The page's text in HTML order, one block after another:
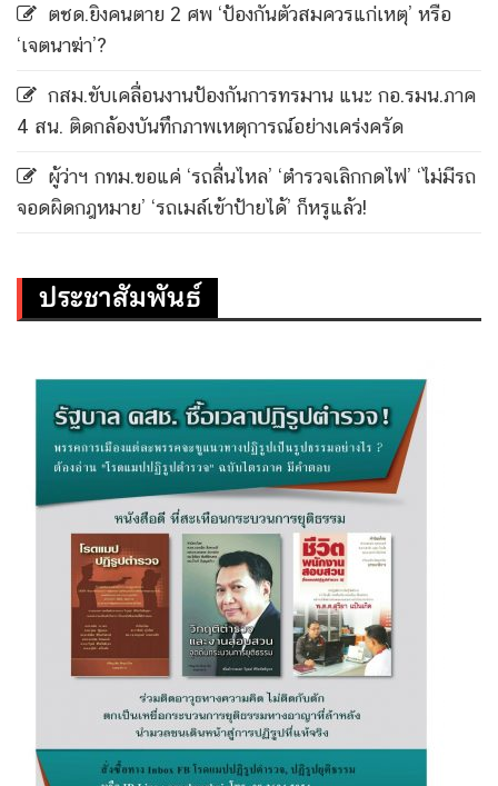
ตชด.ยิงคนตาย 2 ศพ ‘ป้องกันตัวสมควรแก่เหตุ’ หรือ
‘เจตนาฆ่า’?
กสม.ขับเคลื่อนงานป้องกันการทรมาน แนะ กอ.รมน.ภาค
4 สน. ติดกล้องบันทึกภาพเหตุการณ์อย่างเคร่งครัด
ผู้ว่าฯ กทม.ขอแค่ ‘รถลื่นไหล’ ‘ตำรวจเลิกกดไฟ’ ‘ไม่มีรถ
จอดผิดกฎหมาย’ ‘รถเมล์เข้าป้ายได้’ ก็หรูแล้ว!
ประชาสัมพันธ์